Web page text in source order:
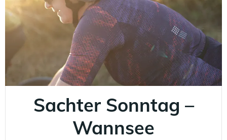
Sachter Sonntag –
Wannsee